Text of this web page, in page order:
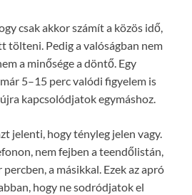
csak akkor számít a közös idő,
tölteni. Pedig a valóságban nem
a minősége a döntő. Egy
5–15 perc valódi figyelem is
kapcsolódjatok egymáshoz.
jelenti, hogy tényleg jelen vagy.
nem fejben a teendőlistán,
a másikkal. Ezek az apró
hogy ne sodródjatok el